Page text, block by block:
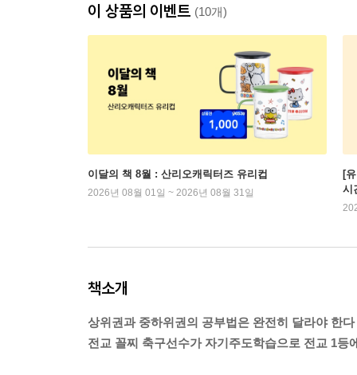
이 상품의 이벤트 (10개)
이달의 책 8월 : 산리오캐릭터즈 유리컵
2026년 08월 01일 ~ 2026년 08월 31일
[
시
책소개
상위권과 중하위권의 공부법은 완전히 달라야 한다
전교 꼴찌 축구선수가 자기주도학습으로 전교 1등